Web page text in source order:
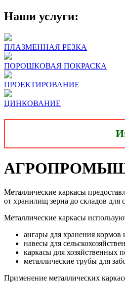
Наши услуги:
ПЛАЗМЕННАЯ РЕЗКА
ПОРОШКОВАЯ ПОКРАСКА
ПРОЕКТИРОВАНИЕ
ЦИНКОВАНИЕ
Металлические каркасы
от хранилищ зерна до складов для
Металлические каркасы
ангары для хранения кормов
навесы для
каркасы для хозяйственных
металлические трубы для
Применение металлических